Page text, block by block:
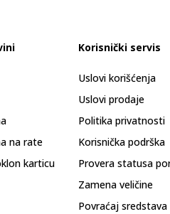
na rate
karticu
Korisnički servis
Uslovi korišćenja
Uslovi prodaje
Politika privatnosti
Korisnička podrška
Provera statusa
Zamena veličine
Povraćaj sredstava